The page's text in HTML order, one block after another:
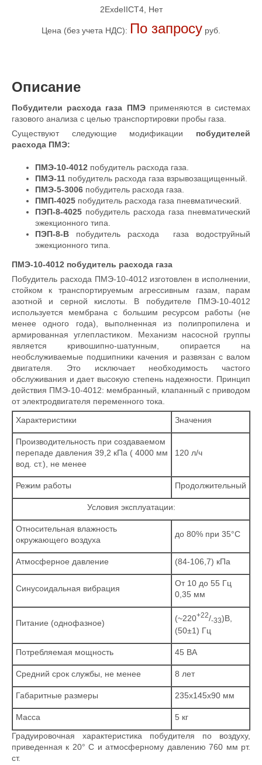
2ExdeIICT4, Нет
Цена (без учета НДС): По запросу руб.
Описание
Побудители расхода газа ПМЭприменяются в системах
газового анализа с целью транспортировки пробы газа.
Существуют следующие модификации побудителей
расхода ПМЭ:
ПМЭ-10-4012 побудитель расхода газа.
ПМЭ-11 побудитель расхода газа взрывозащищенный.
ПМЭ-5-3006 побудитель расхода газа.
ПМП-4025 побудитель расхода газа пневматический.
ПЭП-8-4025 побудитель расхода газа пневматический
эжекционного типа.
ПЭП-8-В побудитель расхода газа водоструйный
эжекционного типа.
ПМЭ-10-4012 побудитель расхода газа
Побудитель расхода ПМЭ-10-4012 изготовлен в исполнении,
стойком к транспортируемым агрессивным газам, парам
азотной и серной кислоты. В побудителе ПМЭ-10-4012
используется мембрана с большим ресурсом работы (не
менее одного года), выполненная из полипропилена и
армированная углепластиком. Механизм насосной группы
является кривошипно-шатунным, опирается на
необслуживаемые подшипники качения и развязан с валом
двигателя. Это исключает необходимость частого
обслуживания и дает высокую степень надежности. Принцип
действия ПМЭ-10-4012: мембранный, клапанный с приводом
от электродвигателя переменного тока.
Характеристики
Значения
Производительность при создаваемом
перепаде давления 39,2 кПа ( 4000 мм
вод. ст.), не менее
120 л/ч
Режим работы Продолжительный
Условия эксплуатации:
Относительная влажность
окружающего воздуха
до 80% при 35°С
Атмосферное давление (84-106,7) кПа
Синусоидальная вибрация
От 10 до 55 Гц
0,35 мм
Питание (однофазное)
(~220+22/-33)В,
(50±1) Гц
Потребляемая мощность 45 ВА
Средний срок службы, не менее 8 лет
Габаритные размеры 235х145х90 мм
Масса
5 кг
Градуировочная характеристика побудителя по воздуху,
приведенная к 20° С и атмосферному давлению 760 мм рт.
ст.